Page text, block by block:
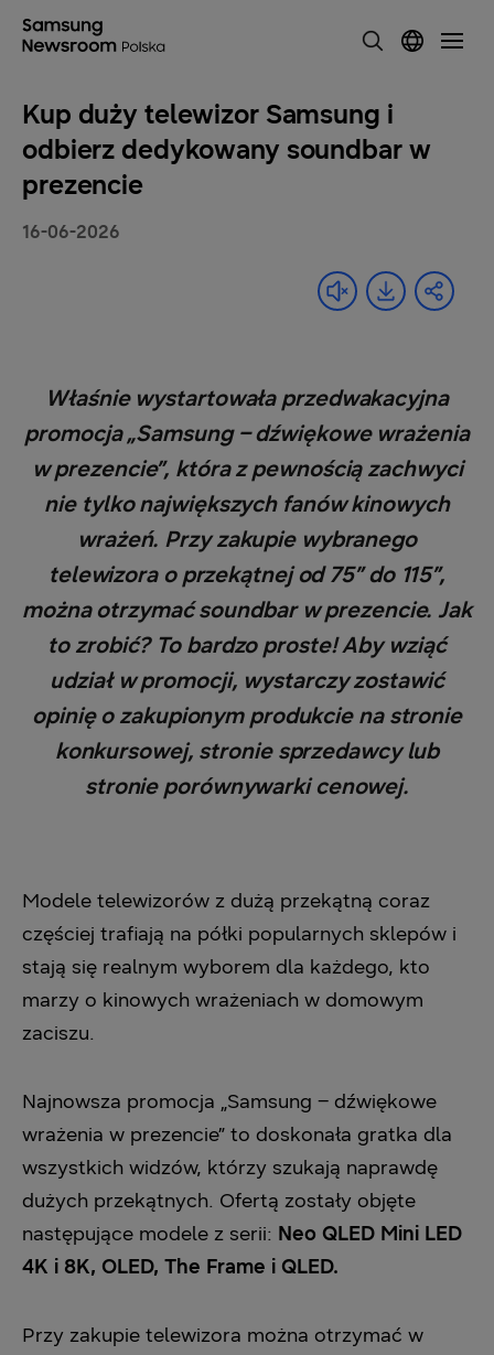
Kup duży telewizor Samsung i
odbierz dedykowany soundbar w
prezencie
16-06-2026
Właśnie wystartowała przedwakacyjna
promocja „Samsung – dźwiękowe wrażenia
w prezencie”, która z pewnością zachwyci
nie tylko największych fanów kinowych
wrażeń. Przy zakupie wybranego
telewizora o przekątnej od 75” do 115”,
można otrzymać soundbar w prezencie. Jak
to zrobić? To bardzo proste! Aby wziąć
udział w promocji, wystarczy zostawić
opinię o zakupionym produkcie na stronie
konkursowej, stronie sprzedawcy lub
stronie porównywarki cenowej.
Modele telewizorów z dużą przekątną coraz
częściej trafiają na półki popularnych sklepów i
stają się realnym wyborem dla każdego, kto
marzy o kinowych wrażeniach w domowym
zaciszu.
Najnowsza promocja „Samsung – dźwiękowe
wrażenia w prezencie” to doskonała gratka dla
wszystkich widzów, którzy szukają naprawdę
dużych przekątnych. Ofertą zostały objęte
następujące modele z serii: Neo QLED Mini LED
4K i 8K, OLED, The Frame i QLED.
Przy zakupie telewizora można otrzymać w